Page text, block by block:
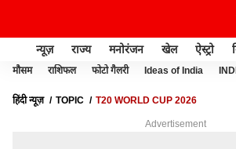
न्यूज़ राज्य मनोरंजन खेल ऐस्ट्रो
मौसम राशिफल फोटो गैलरी Ideas of India
हिंदी न्यूज़ TOPIC T20 WORLD CUP 2026
Advertisement